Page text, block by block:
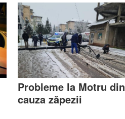
Probleme la Motru din
cauza zăpezii